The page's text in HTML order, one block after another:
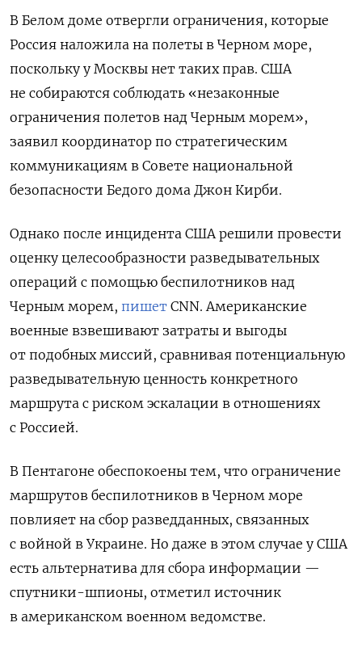
В Белом доме отвергли ограничения, которые
Россия наложила на полеты в Черном море,
поскольку у Москвы нет таких прав. США
не собираются соблюдать «незаконные
ограничения полетов над Черным морем»,
заявил координатор по стратегическим
коммуникациям в Совете национальной
безопасности Бедого дома Джон Кирби.
Однако после инцидента США решили провести
оценку целесообразности разведывательных
операций с помощью беспилотников над
Черным морем, пишет CNN. Американские
военные взвешивают затраты и выгоды
от подобных миссий, сравнивая потенциальную
разведывательную ценность конкретного
маршрута с риском эскалации в отношениях
с Россией.
В Пентагоне обеспокоены тем, что ограничение
маршрутов беспилотников в Черном море
повлияет на сбор разведданных, связанных
с войной в Украине. Но даже в этом случае у США
есть альтернатива для сбора информации —
спутники-шпионы, отметил источник
в американском военном ведомстве.